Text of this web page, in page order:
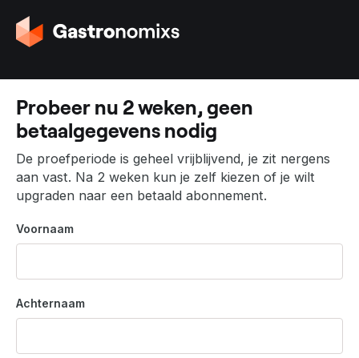
G
a
a
a
r
d
e
h
o
e
p
g
i
n
Probeer nu 2 weken, geen
betaalgegevens nodig
De proefperiode is geheel vrijblijvend, je zit nergens
aan vast. Na 2 weken kun je zelf kiezen of je wilt
upgraden naar een betaald abonnement.
Voornaam
Achternaam